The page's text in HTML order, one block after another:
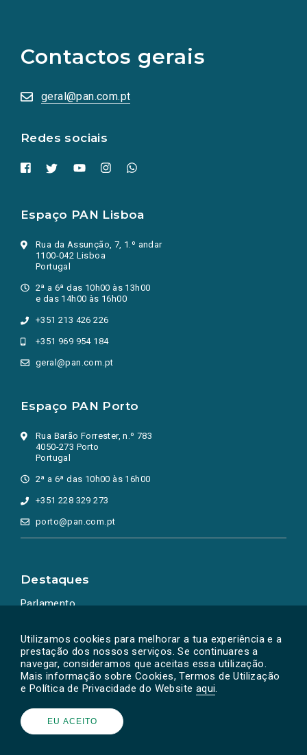
Utilizamos cookies para melhorar a tua experiência e a
prestação dos nossos serviços. Se continuares a
navegar, consideramos que aceitas essa utilização.
Mais informação sobre Cookies, Termos de Utilização
e Política de Privacidade do Website aqui.
EU ACEITO
Contactos gerais
geral@pan.com.pt
Redes sociais
redes
sociais
numa
nova
Espaço PAN Lisboa
Rua da Assunção, 7, 1.º andar
1100-042 Lisboa
Portugal
2ª a 6ª das 10h00 às 13h00
e das 14h00 às 16h00
+351 213 426 226
+351 969 954 184
geral@pan.com.pt
Espaço PAN Porto
Rua Barão Forrester, n.º 783
4050-273 Porto
Portugal
2ª a 6ª das 10h00 às 16h00
+351 228 329 273
porto@pan.com.pt
Destaques
Parlamento
Powered by © PAN 2026